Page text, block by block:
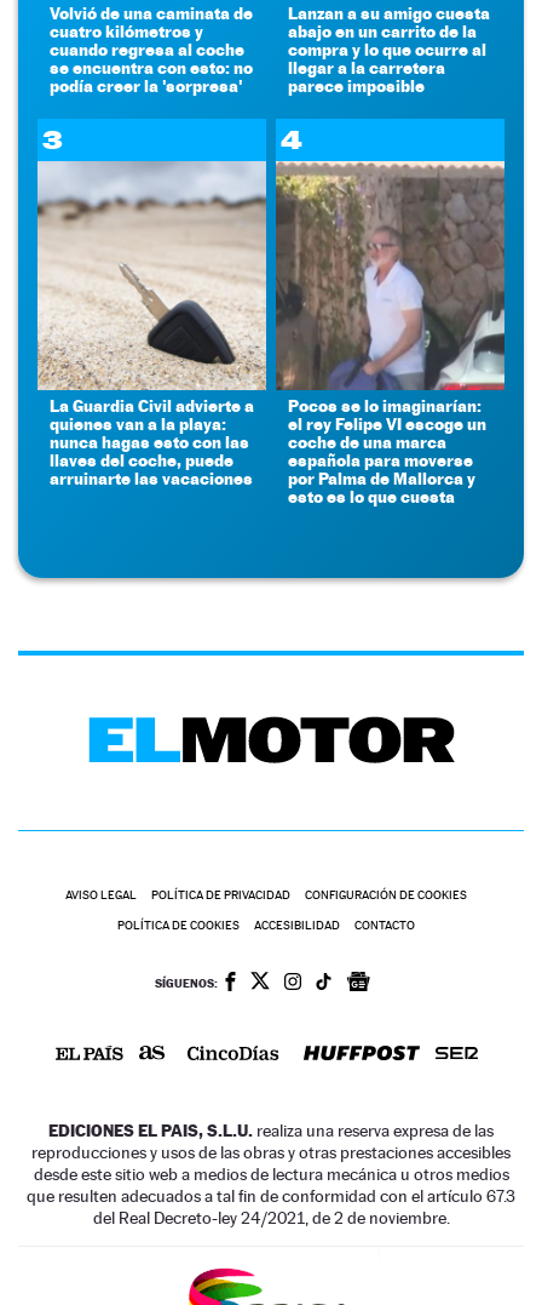
Volvió de una caminata de
cuatro kilómetros y
cuando regresa al coche
se encuentra con esto: no
podía creer la 'sorpresa'
Lanzan a su amigo cuesta
abajo en un carrito de la
compra y lo que ocurre al
llegar a la carretera
parece imposible
3
La Guardia Civil advierte a
quienes van a la playa:
nunca hagas esto con las
llaves del coche, puede
arruinarte las vacaciones
4
Pocos se lo imaginarían:
el rey Felipe VI escoge un
coche de una marca
española para moverse
por Palma de Mallorca y
esto es lo que cuesta
AVISO LEGAL POLÍTICA DE PRIVACIDAD CONFIGURACIÓN DE COOKIES
POLÍTICA DE COOKIES ACCESIBILIDAD CONTACTO
SÍGUENOS:
EDICIONES EL PAIS, S.L.U. realiza una reserva expresa de las
reproducciones y usos de las obras y otras prestaciones accesibles
desde este sitio web a medios de lectura mecánica u otros medios
que resulten adecuados a tal fin de conformidad con el artículo 67.3
del Real Decreto-ley 24/2021, de 2 de noviembre.